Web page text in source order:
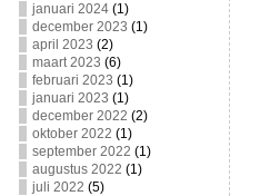
januari 2024(1)
december 2023 (1)
april 2023 (2)
maart 2023 (6)
februari 2023 (1)
januari 2023 (1)
december 2022 (2)
oktober 2022 (1)
september 2022 (1)
augustus 2022 (1)
juli 2022 (5)